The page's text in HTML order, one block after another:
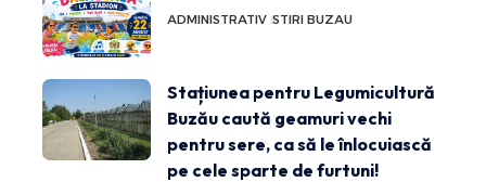
ADMINISTRATIV STIRI BUZAU
Stațiunea pentru Legumicultură
Buzău caută geamuri vechi
pentru sere, ca să le înlocuiască
pe cele sparte de furtuni!